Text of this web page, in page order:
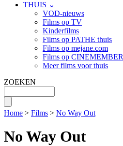
THUIS ⌄
VOD-nieuws
Films op TV
Kinderfilms
Films op PATHE thuis
Films op mejane.com
Films op CINEMEMBER
Meer films voor thuis
ZOEKEN
Home > Films > No Way Out
No Way Out